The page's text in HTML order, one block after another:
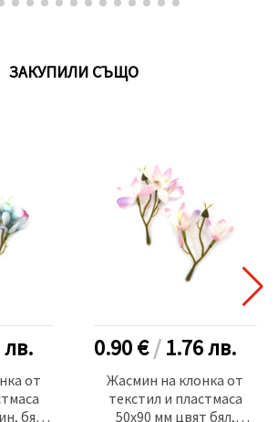
ЗАКУПИЛИ СЪЩО
лв.
от
бял,
0.90 €/1.76лв.
Жасмин на клонка от
текстил и пластмаса
50x90 мм цвят бял,